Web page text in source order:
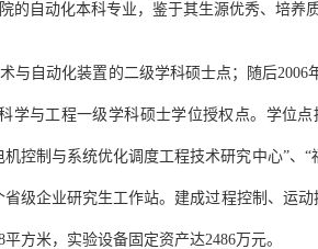
的自动化本科专业，鉴于其生源优秀、培养
与自动化装置的二级学科硕士点；随后
学与工程一级学科硕士学位授权点。学位
控制与系统优化调度工程技术研究中心”、
级企业研究生工作站。建成过程控制、运
方米，实验设备固定资产达2486万元。